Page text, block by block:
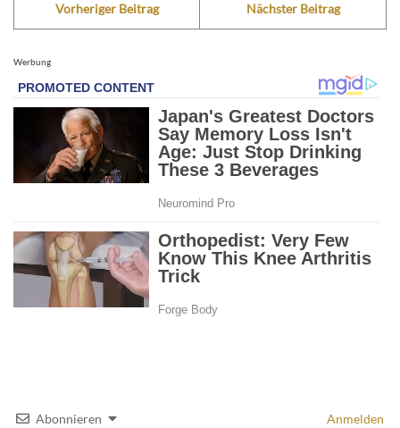
Vorheriger Beitrag Nächster Beitrag
Werbung
Abonnieren Anmelden